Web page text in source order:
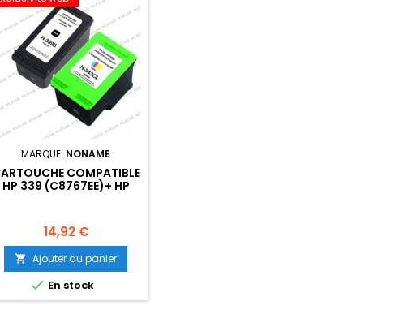
MARQUE: NONAME
COMPATIBLE
HP 339 (C8767EE)+ HP
25ML+18ML
Prix
14,92 €
 Ajouter au panier
 En stock